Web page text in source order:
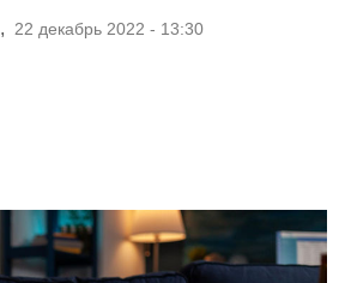
, 22 декабрь 2022 - 13:30